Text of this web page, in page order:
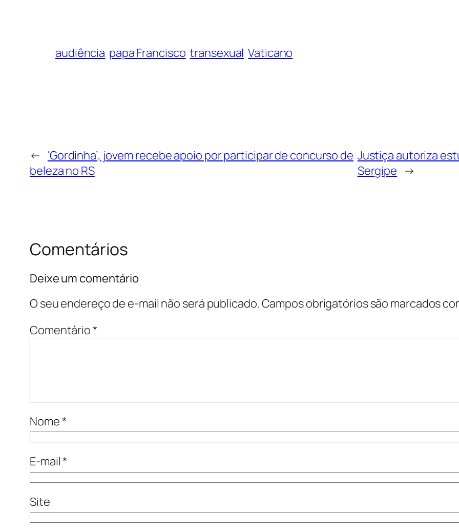
audiência papa Francisco transexual Vaticano
← ‘Gordinha’, jovem recebe apoio por participar de concurso de
beleza no RS
Justiça autoriza
Sergipe →
Comentários
Deixe um comentário
O seu endereço de e-mail não será publicado.Campos obrigatórios são marcados
Comentário*
Nome*
E-mail*
Site